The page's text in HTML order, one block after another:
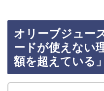
オリーブジュー
ードが使えない
額を超えている」